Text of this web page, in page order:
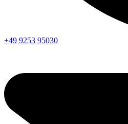
+49 9253 95030